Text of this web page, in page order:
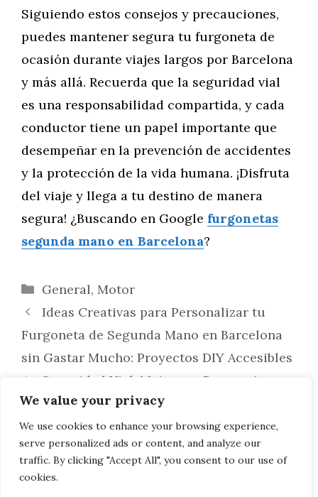
We value your privacy
We use cookies to enhance your browsing experience,
serve personalized ads or content, and analyze our
traffic. By clicking "Accept All", you consent to our use of
cookies.
Siguiendo estos consejos y precauciones,
puedes mantener segura tu furgoneta de
ocasión durante viajes largos por Barcelona
y más allá. Recuerda que la seguridad vial
es una responsabilidad compartida, y cada
conductor tiene un papel importante que
desempeñar en la prevención de accidentes
y la protección de la vida humana. ¡Disfruta
del viaje y llega a tu destino de manera
segura! ¿Buscando en Google furgonetas
segunda mano en Barcelona?
Categorías
General, Motor
Ideas Creativas para Personalizar tu
Furgoneta de Segunda Mano en Barcelona
sin Gastar Mucho: Proyectos DIY Accesibles
Seguridad Vial: Mejoras y Precauciones
para tu Furgoneta de Segunda Mano en
Barcelona: Sistemas de Seguridad
Esenciales